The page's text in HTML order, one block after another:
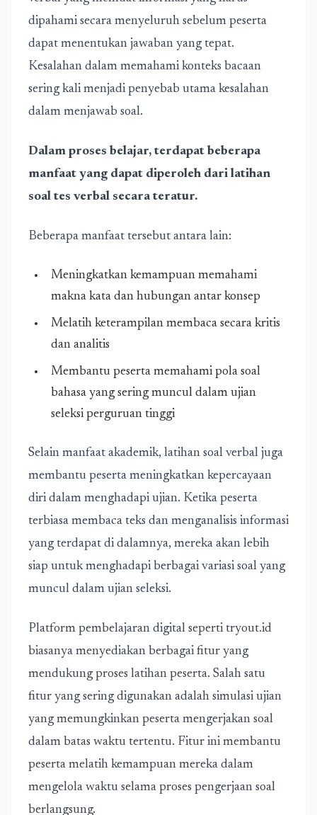
dipahami secara menyeluruh sebelum peserta
dapat menentukan jawaban yang tepat.
Kesalahan dalam memahami konteks bacaan
sering kali menjadi penyebab utama kesalahan
dalam menjawab soal.
Dalam proses belajar, terdapat beberapa
manfaat yang dapat diperoleh dari latihan
soal tes verbal secara teratur.
Beberapa manfaat tersebut antara lain:
Meningkatkan kemampuan memahami
makna kata dan hubungan antar konsep
Melatih keterampilan membaca secara kritis
dan analitis
Membantu peserta memahami pola soal
bahasa yang sering muncul dalam ujian
seleksi perguruan tinggi
Selain manfaat akademik, latihan soal verbal juga
membantu peserta meningkatkan kepercayaan
diri dalam menghadapi ujian. Ketika peserta
terbiasa membaca teks dan menganalisis informasi
yang terdapat di dalamnya, mereka akan lebih
siap untuk menghadapi berbagai variasi soal yang
muncul dalam ujian seleksi.
Platform pembelajaran digital seperti tryout.id
biasanya menyediakan berbagai fitur yang
mendukung proses latihan peserta. Salah satu
fitur yang sering digunakan adalah simulasi ujian
yang memungkinkan peserta mengerjakan soal
dalam batas waktu tertentu. Fitur ini membantu
peserta melatih kemampuan mereka dalam
mengelola waktu selama proses pengerjaan soal
berlangsung.